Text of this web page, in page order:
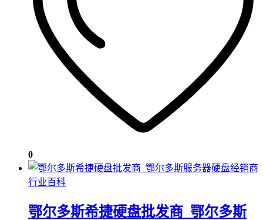
0
行业百科
鄂尔多斯希捷硬盘批发商_鄂尔多斯